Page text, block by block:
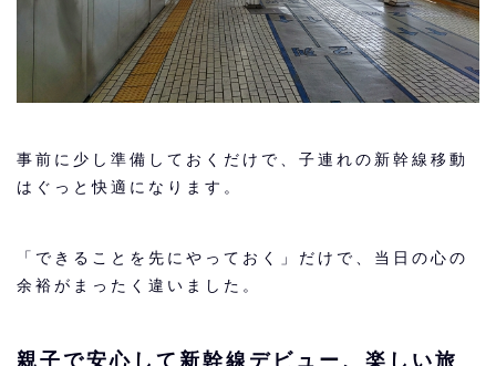
事前に少し準備しておくだけで、子連れの新幹線移動
はぐっと快適になります。
「できることを先にやっておく」だけで、当日の心の
余裕がまったく違いました。
親子で安心して新幹線デビュー、楽しい旅